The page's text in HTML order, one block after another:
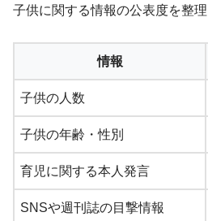
子供に関する情報の公表度を整理
情報
子供の人数
子供の年齢・性別
育児に関する本人発言
SNSや週刊誌の目撃情報